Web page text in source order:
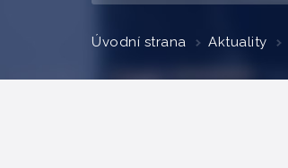
Úvodní strana Aktuality